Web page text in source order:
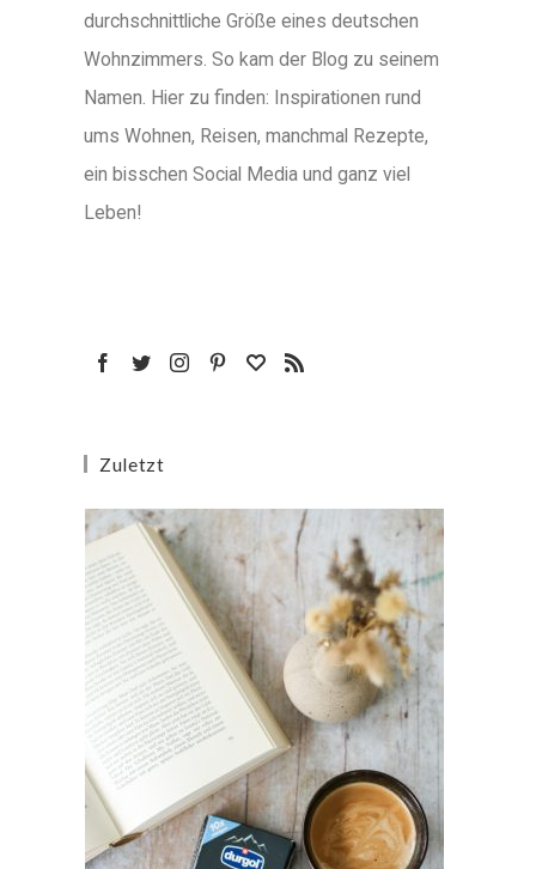
durchschnittliche Größe eines deutschen
Wohnzimmers. So kam der Blog zu seinem
Namen. Hier zu finden: Inspirationen rund
ums Wohnen, Reisen, manchmal Rezepte,
ein bisschen Social Media und ganz viel
Leben!
Zuletzt